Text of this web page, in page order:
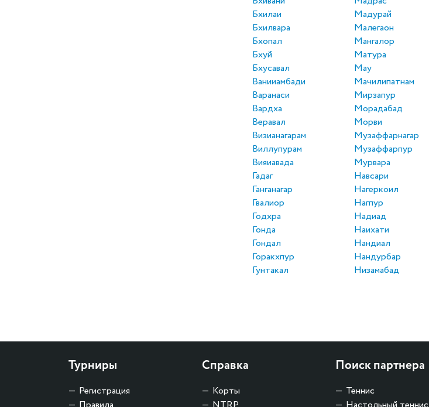
Бхилаи
Бхилвара
Бхопал
Бхуй
Бхусавал
Ванииамбади
Варанаси
Вардха
Веравал
Визианагарам
Виллупурам
Вияиавада
Гадаг
Ганганагар
Гвалиор
Годхра
Гонда
Гондал
Горакхпур
Гунтакал
Мадурай
Малегаон
Мангалор
Матура
Мау
Мачилипатнам
Мирзапур
Морадабад
Морви
Музаффарнагар
Музаффарпур
Мурвара
Навсари
Нагеркоил
Нагпур
Надиад
Наихати
Нандиал
Нандурбар
Низамабад
Турниры
Регистрация
Справка
Корты
Поиск партнера
Теннис